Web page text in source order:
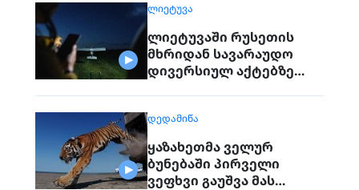
ᲚᲘᲔᲢᲣᲕᲐ
ლიეტუვაში რუსეთის
მხრიდან სავარაუდო
დივერსიულ აქტებზე
ᲓᲔᲓᲐᲛᲘᲬᲐ
ყაზახეთმა ველურ
ბუნებაში პირველი
ვეფხვი გაუშვა მას